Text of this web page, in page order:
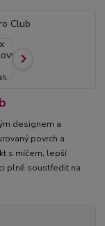
designem a
povrch a
s míčem, lepší
plně soustředit na